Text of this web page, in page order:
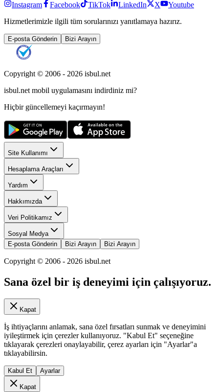
Instagram Facebook TikTok LinkedIn X
Youtube
Hizmetlerimizle ilgili tüm sorularınızı yanıtlamaya hazırız.
E-posta Gönderin Bizi Arayın
Copyright © 2006 - 2026 isbul.net
isbul.net mobil uygulamasını indirdiniz mi?
Hiçbir güncellemeyi kaçırmayın!
Site Kullanımı
Hesaplama Araçları
Yardım
Hakkımızda
Veri Politikamız
Sosyal Medya
E-posta Gönderin
Bizi Arayın Bizi Arayın
Copyright © 2006 - 2026 isbul.net
Sana özel bir iş deneyimi için çalışıyoruz.
Kapat
İş ihtiyaçlarını anlamak, sana özel fırsatları sunmak ve deneyimini
iyileştirmek için çerezler kullanıyoruz. "Kabul Et" seçeneğine
tıklayarak çerezleri onaylayabilir, çerez ayarları için "Ayarlar"a
tıklayabilirsin.
Kabul Et Ayarlar
Kapat